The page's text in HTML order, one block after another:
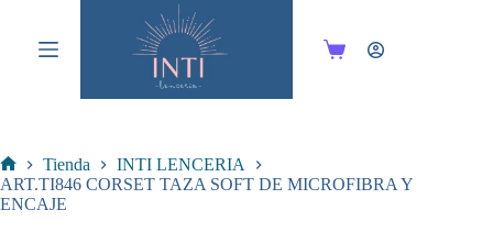
contenido
Carro
Inicio
Tienda
INTI LENCERIA
ART.TI846 CORSET TAZA SOFT DE MICROFIBRA Y
ENCAJE